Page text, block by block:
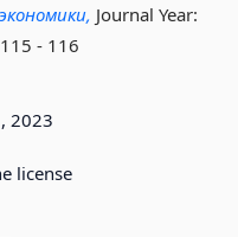
Journal Year:
- 116
2023
license